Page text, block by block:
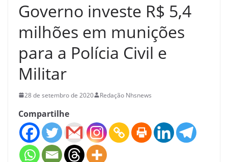
Governo investe R$ 5,4
milhões em munições
para a Polícia Civil e
Militar
28 de setembro de 2020 Redação Nhsnews
Compartilhe